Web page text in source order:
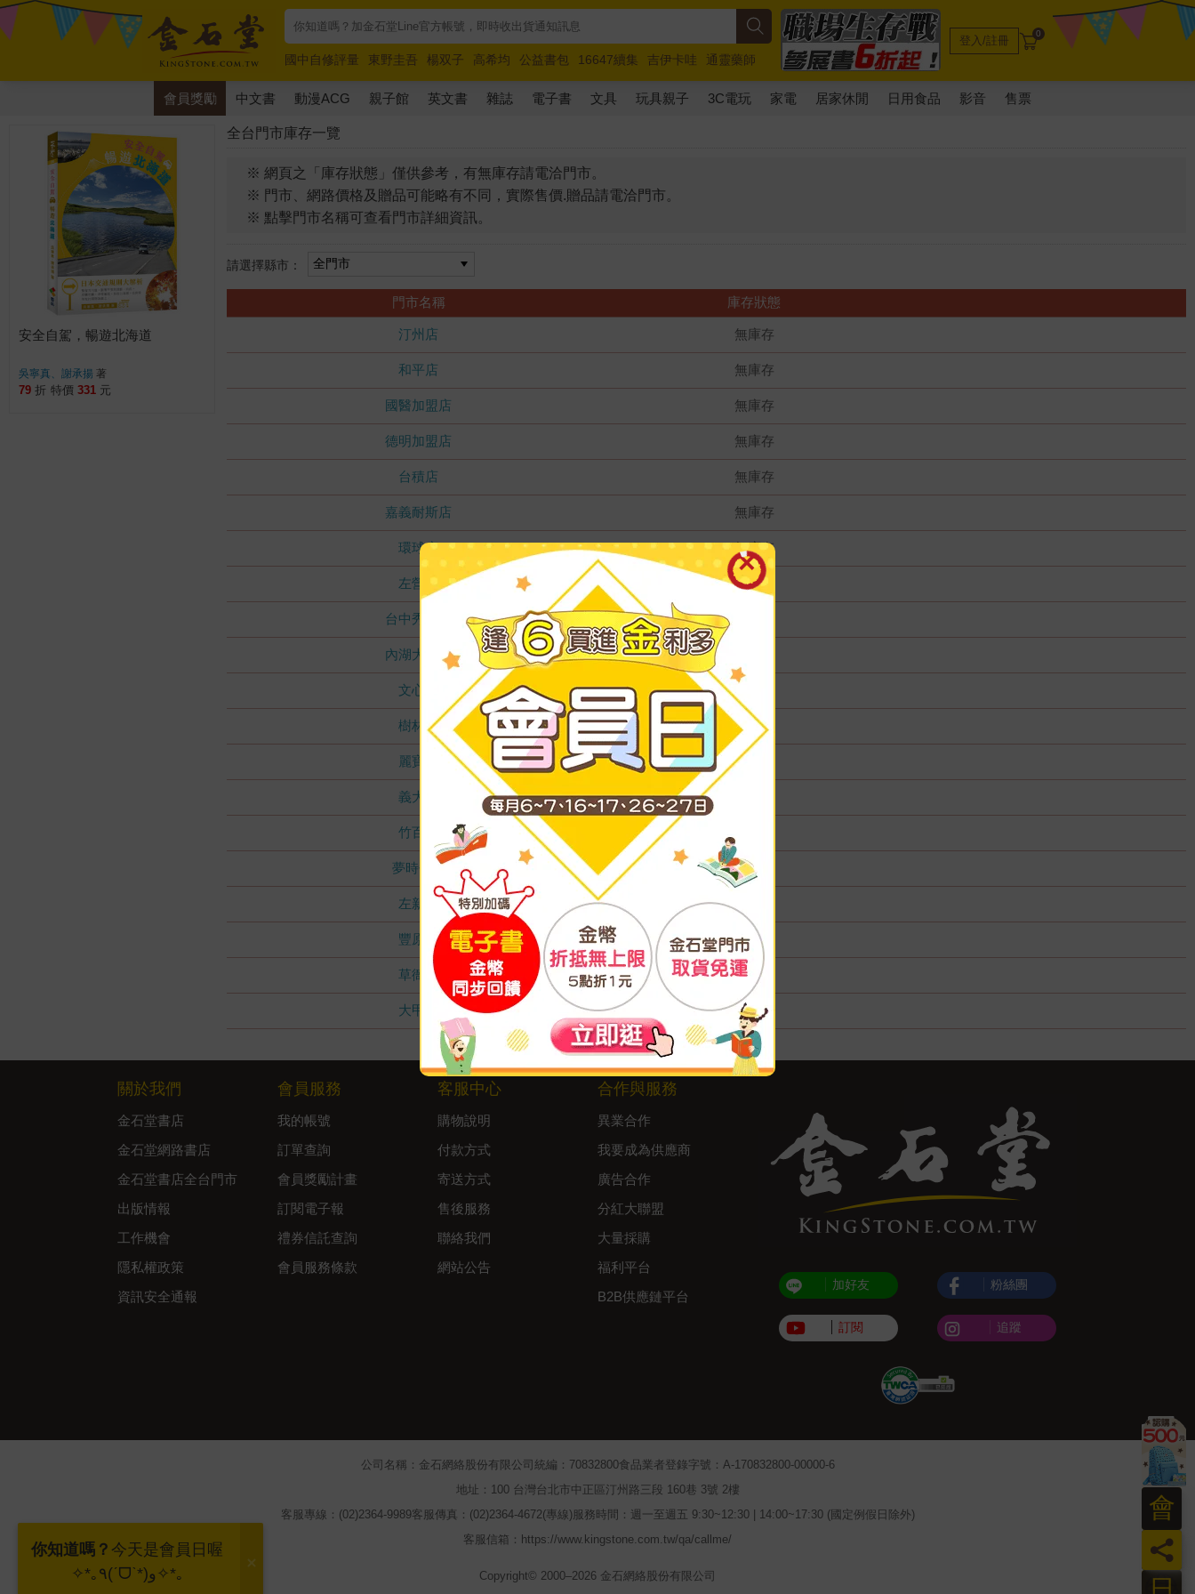
國中自修評量 東野圭吾 楊双子 高希均 公益書包 16647續集 吉伊卡哇
通靈藥師
唯紅花綻放
奧德賽 路邊攤新作 馬斯克 玩具總動員5 超慢跑
登入/註冊 0
會員獎勵 中文書 動漫ACG 親子館 英文書 雜誌 電子書 文具 玩具親子 3C電玩 家電 居家休閒 日用食品 影音 售票
全台門市庫存一覽
※ 網頁之「庫存狀態」僅供參考，有無庫存請電洽門市。
※ 門市、網路價格及贈品可能略有不同，實際售價.贈品請電洽門市。
※ 點擊門市名稱可查看門市詳細資訊。
請選擇縣市：
門市名稱 庫存狀態
汀州店 無庫存
和平店 無庫存
國醫加盟店 無庫存
德明加盟店 無庫存
台積店 無庫存
嘉義耐斯店 無庫存
環球店 無庫存
左營店 無庫存
台中秀泰店
內湖大潤發
文心店
樹林店 無庫存
麗寶店 無庫存
義大店
竹百店
夢時代店 無庫存
左新店
豐原店 無庫存
草衙店 無庫存
大甲店 無庫存
安全自駕，暢遊北海道
吳寧真、謝承揚 著
79 折 特價 331 元
員
會
關於我們
金石堂書店
金石堂網路書店
金石堂書店全台門市
出版情報
工作機會
隱私權政策
資訊安全通報
會員服務
我的帳號
訂單查詢
會員獎勵計畫
訂閱電子報
禮券信託查詢
會員服務條款
客服中心
購物說明
付款方式
寄送方式
售後服務
聯絡我們
網站公告
合作與服務
異業合作
我要成為供應商
廣告合作
分紅大聯盟
大量採購
福利平台
B2B供應鏈平台
加好友
訂閱
粉絲團
追蹤
公司名稱：金石網絡股份有限公司 統編：70832800食品業者登錄字號：A-170832800-00000-6
地址：100 台灣台北市中正區汀州路三段 160巷 3號 2樓
客服專線：(02)2364-9989客服傳真：(02)2364-4672(專線) 服務時間：週一至週五 9:30~12:30 | 14:00~17:30 (國定例假日除外)
客服信箱：https://www.kingstone.com.tw/qa/callme/
Copyright© 2000–2026 金石網絡股份有限公司
你知道嗎？ 今天是會員日喔
✧*｡٩(ˊᗜˋ*)و✧*｡